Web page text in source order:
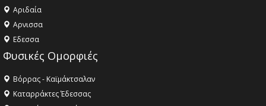
Αριδαία
Aρνισσα
Eδεσσα
Φυσικές Ομορφιές
Βόρρας - Καϊμάκτσαλαν
Καταρράκτες Έδεσσας